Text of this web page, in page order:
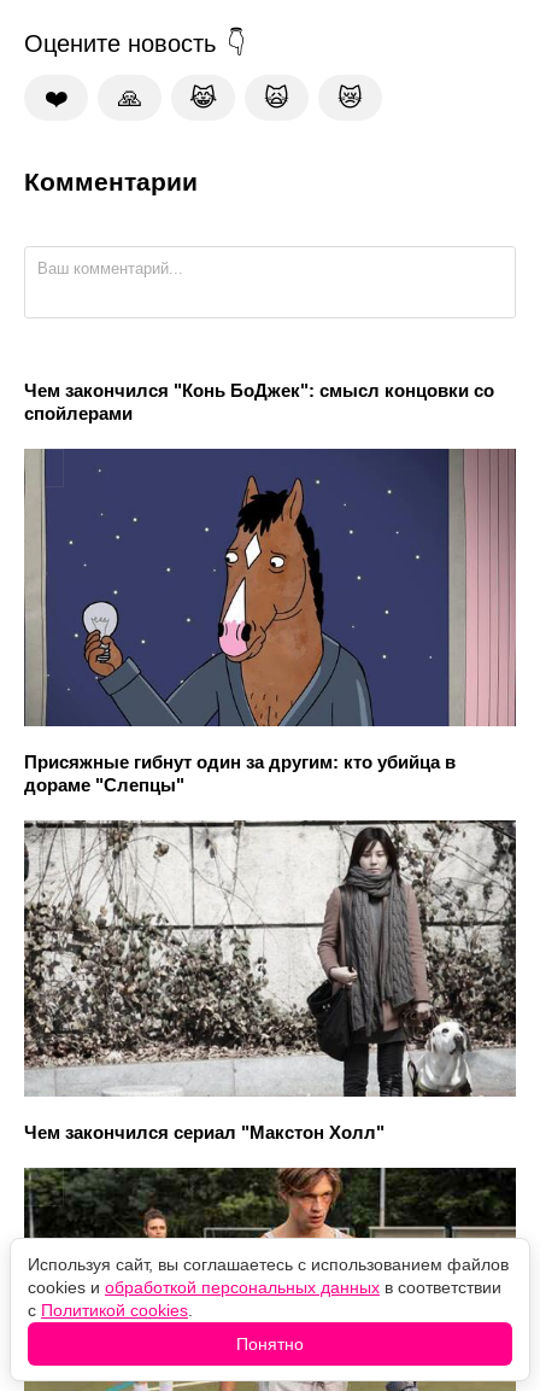
Оцените новость
❤️ 🙏 😹 🙀 😿
Комментарии
Чем закончился "Конь БоДжек": смысл концовки со
спойлерами
Присяжные гибнут один за другим: кто убийца в
дораме "Слепцы"
Чем закончился сериал "Макстон Холл"
Используя сайт, вы соглашаетесь с использованием файлов
cookies и обработкой персональных данных в соответствии
с Политикой cookies
Понятно